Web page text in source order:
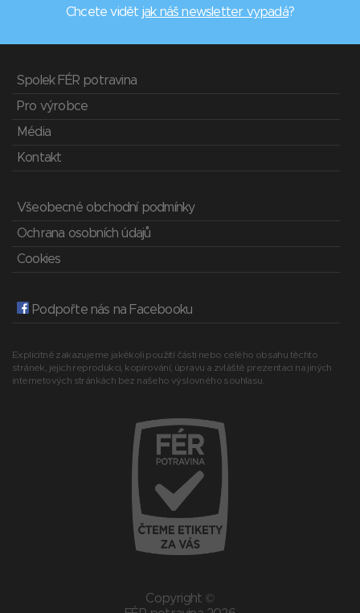
Chcete vidět jak náš newsletter vypadá?
Spolek FÉR potravina
Pro výrobce
Média
Kontakt
Všeobecné obchodní podmínky
Ochrana osobních údajů
Cookies
Podpořte nás na Facebooku
Explicitně zakazujeme jakékoli použití části nebo celého obsahu těchto
stránek, jejich reprodukci, kopírování, úpravu a zvláště prezentaci na jiných
internetových stránkách bez našeho výslovného souhlasu.
Copyright ©